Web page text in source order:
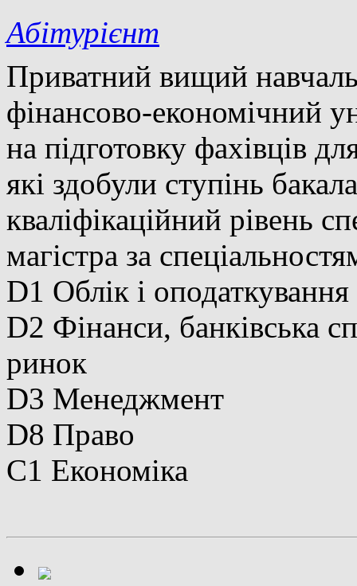
Абітурієнт
Приватний вищий
фінансово-економічний
на підготовку фахівців
які здобули ступінь
кваліфікаційний рівень
магістра за
D1 Облік і оподаткування
D2 Фінанси, банківська
ринок
D3 Менеджмент
D8 Право
C1 Економіка